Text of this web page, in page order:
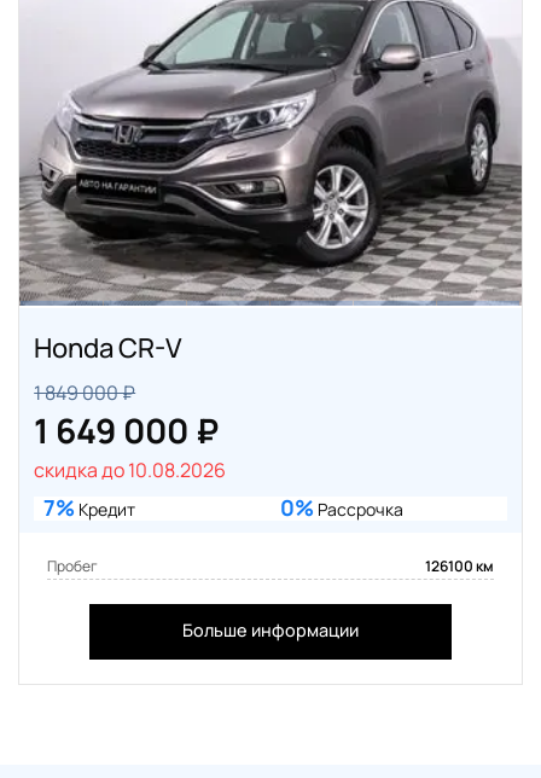
Honda CR-V
1 849 000 ₽
1 649 000 ₽
скидка до 10.08.2026
7% Кредит 0% Рассрочка
Пробег 126100 км
Больше информации